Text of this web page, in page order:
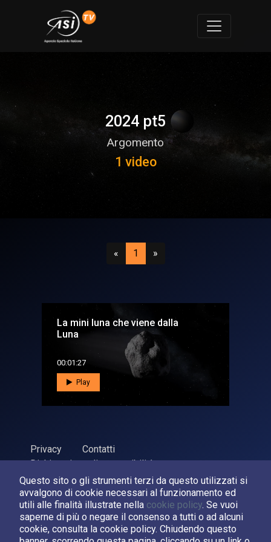
Questo sito o gli strumenti terzi da questo utilizzati si
avvalgono di cookie necessari al funzionamento ed
utili alle finalità illustrate nella cookie policy. Se vuoi
saperne di più o negare il consenso a tutti o ad alcuni
cookie, consulta la cookie policy. Chiudendo questo
2024 pt5
Argomento
1 video
«Precedente
1 (attuale)
»Successivo
La mini luna che viene dalla
Luna
00:01:27
Play
Privacy
Contatti
Dichiarazione di accessibilità
ASI Agenzia Spaziale Italiana, 2026. P.Iva 03638121008
Sviluppato daLPM
Seguici su: